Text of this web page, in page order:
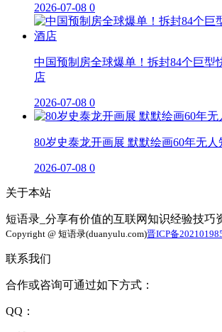
2026-07-08 0
中国预制房全球爆单！拆封84个巨型
店
2026-07-08 0
80岁史泰龙开画展 默默绘画60年无人
2026-07-08 0
关于本站
短语录_分享有价值的互联网知识经验技巧
Copyright @ 短语录(duanyulu.com)晋ICP备
联系我们
合作或咨询可通过如下方式：
QQ：